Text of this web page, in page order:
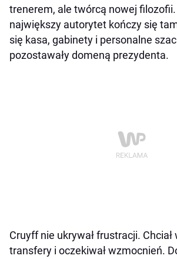
trenerem, ale twórcą nowej
największy autorytet kończy się
się kasa, gabinety i personalne
pozostawały domeną prezydenta.
Cruyff nie ukrywał frustracji. Chciał
transfery i oczekiwał wzmocnień.